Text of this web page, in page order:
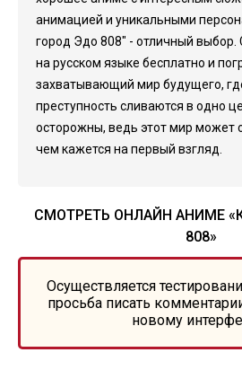
анимацией и уникальными
город Эдо 808" - отличный выбор.
на русском языке бесплатно и
захватывающий мир будущего,
преступность сливаются в одно
осторожны, ведь этот мир может
чем кажется на первый взгляд.
СМОТРЕТЬ ОНЛАЙН АНИМЕ
808»
Осуществляется
просьба писать
новому